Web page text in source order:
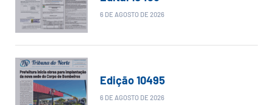
6 DE AGOSTO DE 2026
Edição 10495
6 DE AGOSTO DE 2026